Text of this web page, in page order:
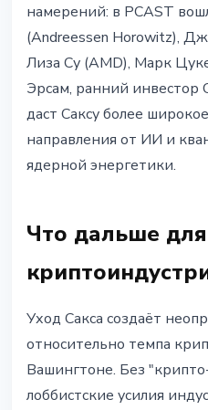
намерений: в PCAST
(Andreessen Horowitz),
Лиза Су (AMD), Марк
Эрсам, ранний инвестор
даст Саксу более
направления от ИИ и
ядерной энергетики.
Что дальше для
Уход Сакса создаёт
относительно темпа
Вашингтоне. Без
лоббистские усилия